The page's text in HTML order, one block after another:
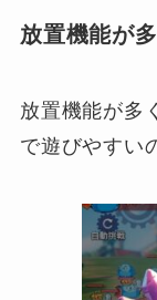
放置機能が
放置機能が多
で遊びやすい